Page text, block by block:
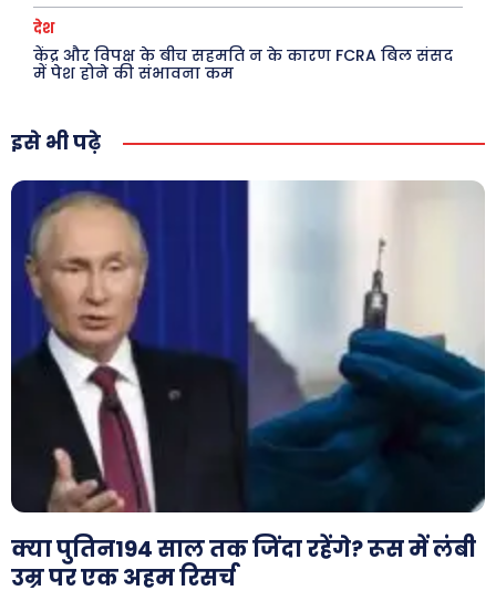
X Youtube
देश
केंद्र और विपक्ष के बीच सहमति न के कारण FCRA बिल संसद
में पेश होने की संभावना कम
इसे भी पढ़े
क्या पुतिन194 साल तक जिंदा रहेंगे? रूस में लंबी
उम्र पर एक अहम रिसर्च